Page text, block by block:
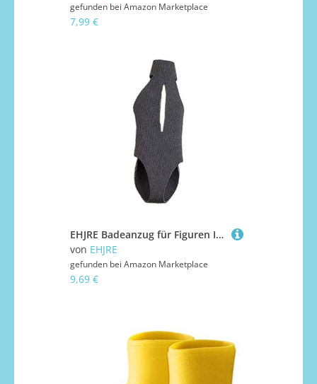
gefunden bei Amazon Marketplace
7,99 €
EHJRE Badeanzug für Figuren Im Maßstab 1/12, Miniaturkleidung Aus Hochwertigem Stoff, Geeignet für Weibliche Figuren Und Spielzeuge, Grau
von EHJRE
gefunden bei Amazon Marketplace
9,69 €